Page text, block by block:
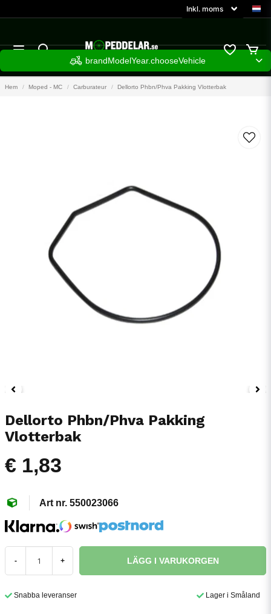
brandModelYear.chooseVehicle
Hem Moped - MC Carburateur Dellorto Phbn/Phva Pakking Vlotterbak
Dellorto Phbn/Phva Pakking
Vlotterbak
€ 1,83
550023066
- + LÄGG I VARUKORGEN
Snabba leveranser Lager i Småland